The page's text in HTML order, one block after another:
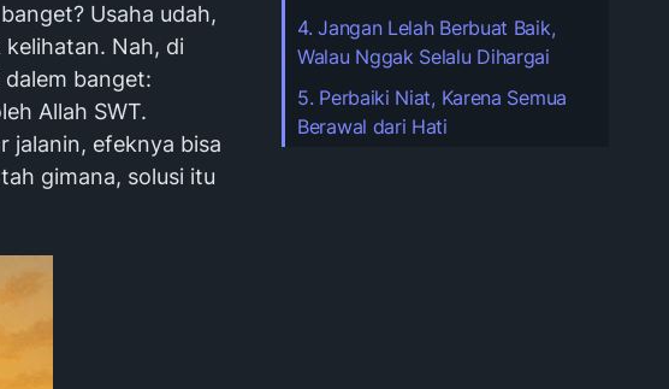
4. Jangan Lelah Berbuat Baik,
Walau Nggak Selalu Dihargai
5. Perbaiki Niat, Karena Semua
Berawal dari Hati
Usaha udah,
Nah, di
banget:
Allah SWT.
jalanin, efeknya bisa
gimana, solusi itu